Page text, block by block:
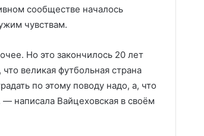
сообществе началось
чувствам.
Но это закончилось 20 лет
великая футбольная страна
по этому поводу надо, а, что
написала Вайцеховская в своём